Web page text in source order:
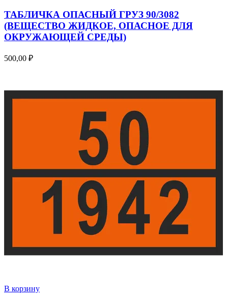
ТАБЛИЧКА ОПАСНЫЙ ГРУЗ 90/3082
(ВЕЩЕСТВО ЖИДКОЕ, ОПАСНОЕ ДЛЯ
ОКРУЖАЮЩЕЙ СРЕДЫ)
500,00 ₽
В корзину